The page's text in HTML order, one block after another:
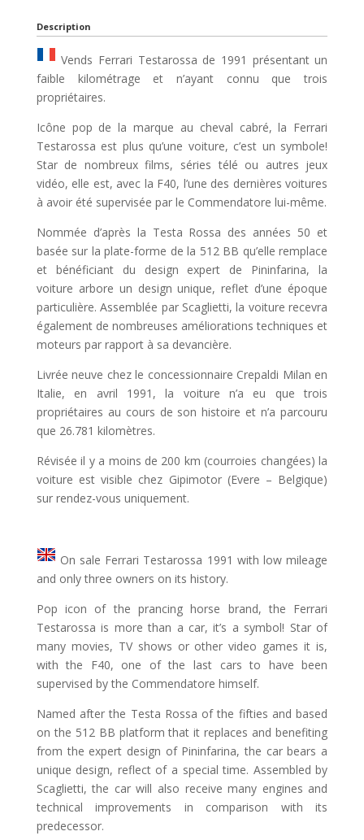
Description
Vends Ferrari Testarossa de 1991 présentant un
faible kilométrage et n’ayant connu que trois
propriétaires.
Icône pop de la marque au cheval cabré, la Ferrari
Testarossa est plus qu’une voiture, c’est un symbole!
Star de nombreux films, séries télé ou autres jeux
vidéo, elle est, avec la F40, l’une des dernières voitures
à avoir été supervisée par le Commendatore lui-même.
Nommée d’après la Testa Rossa des années 50 et
basée sur la plate-forme de la 512 BB qu’elle remplace
et bénéficiant du design expert de Pininfarina, la
voiture arbore un design unique, reflet d’une époque
particulière. Assemblée par Scaglietti, la voiture recevra
également de nombreuses améliorations techniques et
moteurs par rapport à sa devancière.
Livrée neuve chez le concessionnaire Crepaldi Milan en
Italie, en avril 1991, la voiture n’a eu que trois
propriétaires au cours de son histoire et n’a parcouru
que 26.781 kilomètres.
Révisée il y a moins de 200 km (courroies changées) la
voiture est visible chez Gipimotor (Evere – Belgique)
sur rendez-vous uniquement.
On sale Ferrari Testarossa 1991 with low mileage
and only three owners on its history.
Pop icon of the prancing horse brand, the Ferrari
Testarossa is more than a car, it’s a symbol! Star of
many movies, TV shows or other video games it is,
with the F40, one of the last cars to have been
supervised by the Commendatore himself.
Named after the Testa Rossa of the fifties and based
on the 512 BB platform that it replaces and benefiting
from the expert design of Pininfarina, the car bears a
unique design, reflect of a special time. Assembled by
Scaglietti, the car will also receive many engines and
technical improvements in comparison with its
predecessor.